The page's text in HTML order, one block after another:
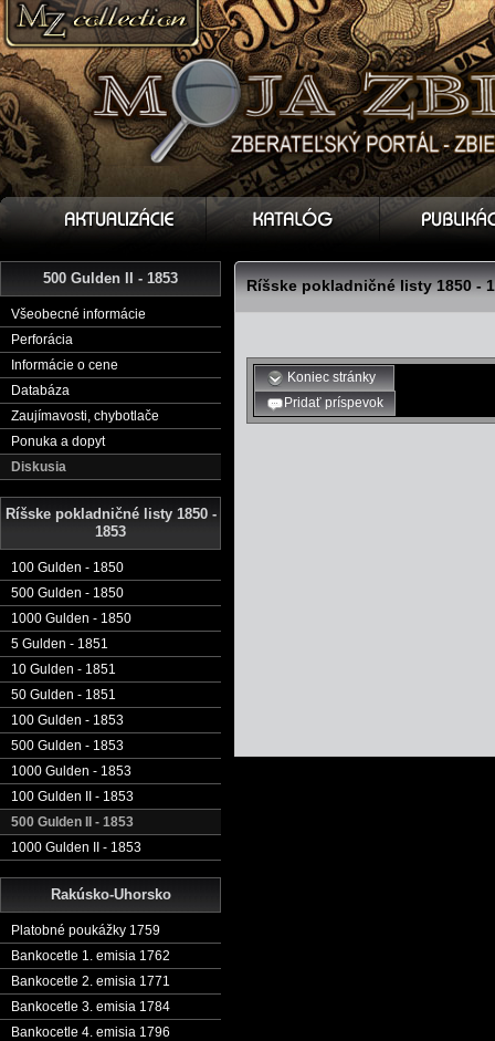
500 Gulden II - 1853
Všeobecné informácie
Perforácia
Informácie o cene
Databáza
Zaujímavosti, chybotlače
Ponuka a dopyt
Diskusia
Ríšske pokladničné listy 1850 -
1853
100 Gulden - 1850
500 Gulden - 1850
1000 Gulden - 1850
5 Gulden - 1851
10 Gulden - 1851
50 Gulden - 1851
100 Gulden - 1853
500 Gulden - 1853
1000 Gulden - 1853
100 Gulden II - 1853
500 Gulden II - 1853
1000 Gulden II - 1853
Rakúsko-Uhorsko
Platobné poukážky 1759
Bankocetle 1. emisia 1762
Bankocetle 2. emisia 1771
Bankocetle 3. emisia 1784
Bankocetle 4. emisia 1796
Ríšske pokladničné listy 1850 -
Koniec stránky
Pridať príspevok